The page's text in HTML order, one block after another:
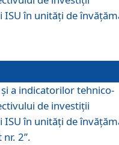
ISU în unități de
a indicatorilor tehnico-
de investiții
ISU în unități de
2”.